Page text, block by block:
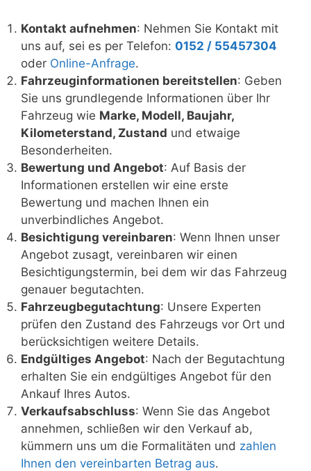
Kontakt aufnehmen: Nehmen Sie Kontakt mit
uns auf, sei es per Telefon: 0152 / 55457304
oder Online-Anfrage.
Fahrzeuginformationen bereitstellen: Geben
Sie uns grundlegende Informationen über Ihr
Fahrzeug wie Marke, Modell, Baujahr,
Kilometerstand, Zustand und etwaige
Besonderheiten.
Bewertung und Angebot: Auf Basis der
Informationen erstellen wir eine erste
Bewertung und machen Ihnen ein
unverbindliches Angebot.
Besichtigung vereinbaren: Wenn Ihnen unser
Angebot zusagt, vereinbaren wir einen
Besichtigungstermin, bei dem wir das Fahrzeug
genauer begutachten.
Fahrzeugbegutachtung: Unsere Experten
prüfen den Zustand des Fahrzeugs vor Ort und
berücksichtigen weitere Details.
Endgültiges Angebot: Nach der Begutachtung
erhalten Sie ein endgültiges Angebot für den
Ankauf Ihres Autos.
Verkaufsabschluss: Wenn Sie das Angebot
annehmen, schließen wir den Verkauf ab,
kümmern uns um die Formalitäten und zahlen
Ihnen den vereinbarten Betrag aus.